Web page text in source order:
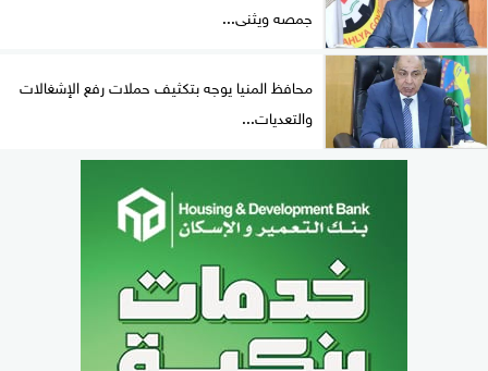
جمصه ويثنى...
محافظ المنيا يوجه بتكثيف حملات رفع الإشغالات
والتعديات...